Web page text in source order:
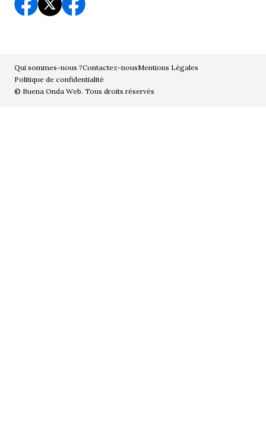
Qui sommes-nous ?Contactez-nousMentions Légales
Politique de confidentialité
© Buena Onda Web. Tous droits réservés